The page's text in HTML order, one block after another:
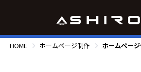
HOME ホームページ制作